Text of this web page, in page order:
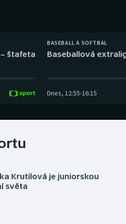
Florbal
Golf
Gymnastika
– štafeta
BASEBALL A SOFTBAL
Baseballová
Dnes, 12:55-16:15
Krutilová je juniorskou
světa